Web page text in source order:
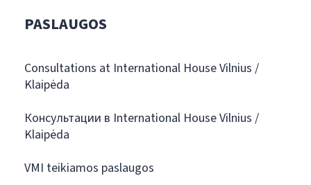
PASLAUGOS
Consultations at International House Vilnius /
Klaipėda
Консультации в International House Vilnius /
Klaipėda
VMI teikiamos paslaugos